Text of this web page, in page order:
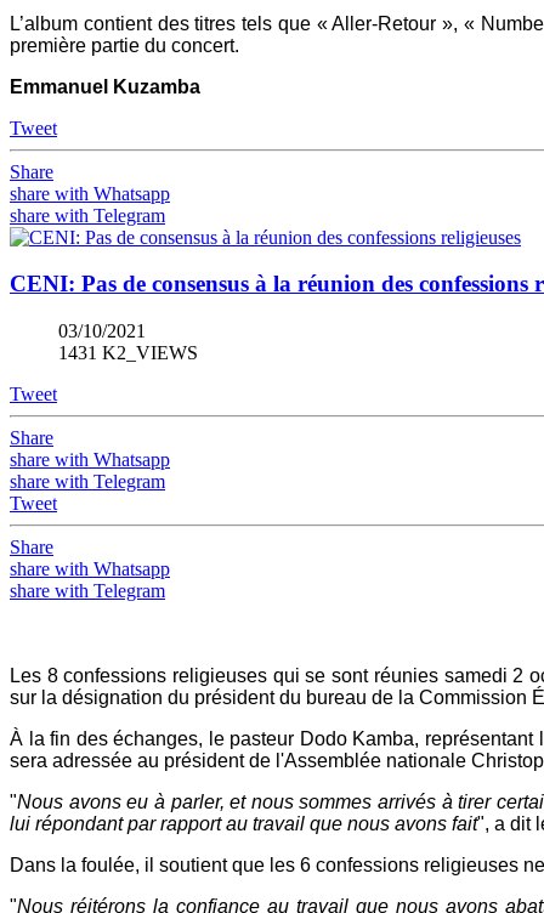
L’album contient des titres tels que « Aller-Retour », «
première partie du concert.
Emmanuel Kuzamba
Tweet
Share
share with Whatsapp
share with Telegram
CENI: Pas de consensus à la réunion des confessions
03/10/2021
1431 K2_VIEWS
Tweet
Share
share with Whatsapp
share with Telegram
Tweet
Share
share with Whatsapp
share with Telegram
Les 8 confessions religieuses qui se sont réunies samedi 2
sur la désignation du président du bureau de la Commission
À la fin des échanges, le pasteur Dodo Kamba,
sera adressée au président de l'Assemblée nationale
"Nous avons eu à parler, et nous sommes arrivés à tirer
lui répondant par rapport au travail que nous avons fait", a dit
Dans la foulée, il soutient que les 6 confessions religieuses
"Nous réitérons la confiance au travail que nous avons